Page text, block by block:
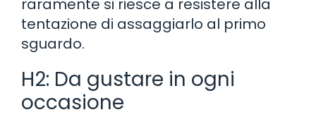
tentazione di assaggiarlo al primo
sguardo.
H2: Da gustare in ogni
occasione